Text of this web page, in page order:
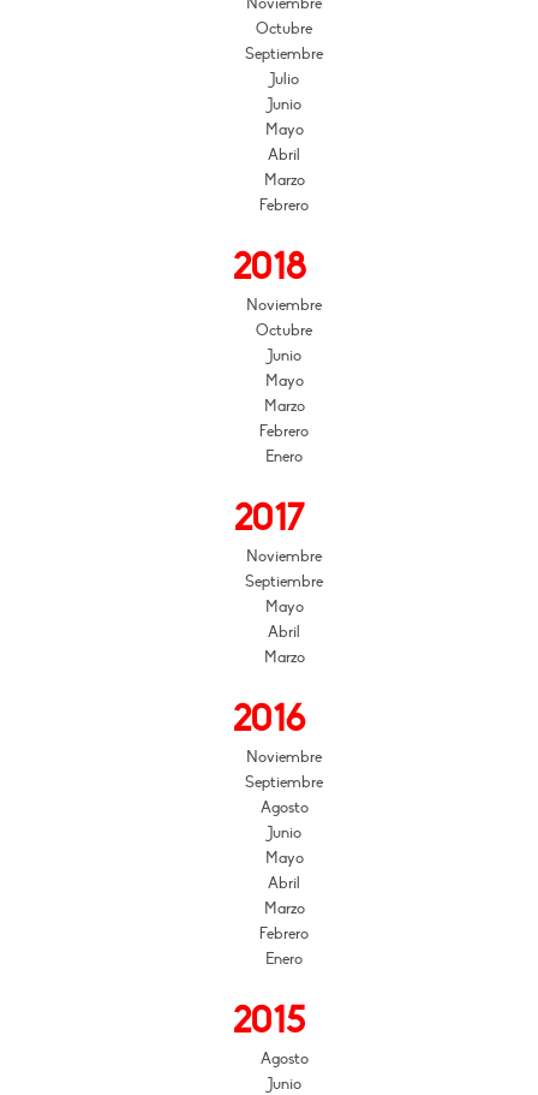
Octubre
Septiembre
Julio
Junio
Mayo
Abril
Marzo
Febrero
2018
Noviembre
Octubre
Junio
Mayo
Marzo
Febrero
Enero
2017
Noviembre
Septiembre
Mayo
Abril
Marzo
2016
Noviembre
Septiembre
Agosto
Junio
Mayo
Abril
Marzo
Febrero
Enero
2015
Agosto
Junio